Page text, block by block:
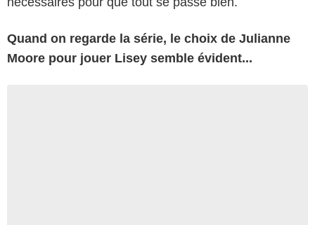
Quand on regarde la série, le choix de Julianne
Moore pour jouer Lisey semble évident...